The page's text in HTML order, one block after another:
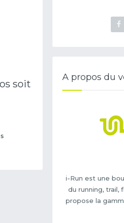
soit
A propos du
i-Run est une
du running, trail,
propose la